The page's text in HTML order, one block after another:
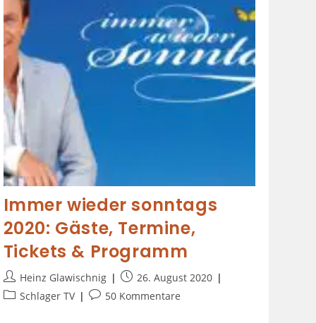
Immer wieder sonntags
2020: Gäste, Termine,
Tickets & Programm
Heinz Glawischnig
26. August 2020
Schlager TV
50 Kommentare